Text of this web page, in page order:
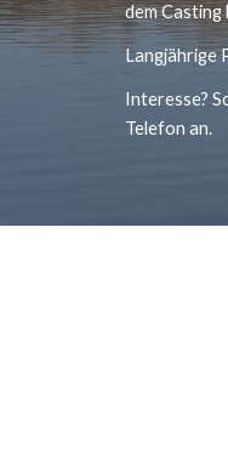
dem Casting
Langjährige
Interesse?
Telefon an.